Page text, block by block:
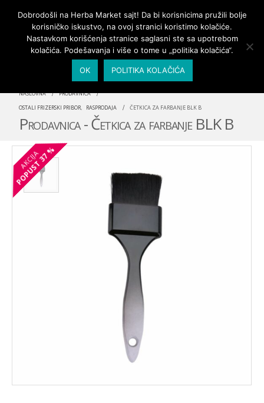
PRIJAVA/MOJ NALOG
NASLOVNA
PRODAVNICA
OSTALI FRIZERSKI PRIBOR, RASPRODAJA ČETKICA ZA FARBANJE BLK B
Prodavnica - Četkica za farbanje BLK B
AKCIJA
POPUST
37 %
Dobrodošli na Herba Market sajt! Da bi korisnicima pružili bolje
korisničko iskustvo, na ovoj stranici koristimo kolačiće.
Nastavkom korišćenja stranice saglasni ste sa upotrebom
kolačića. Podešavanja i više o tome u „politika kolačića“.
OK POLITIKA KOLAČIĆA